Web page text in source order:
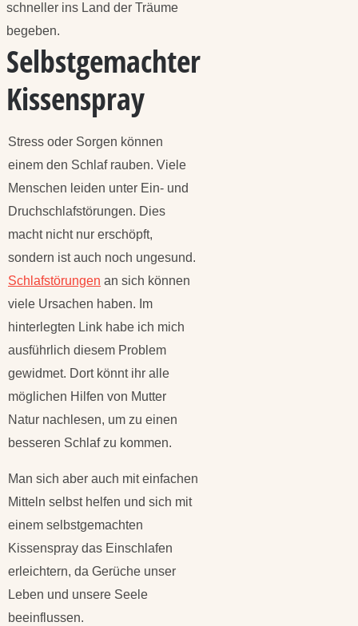
schneller ins Land der Träume
begeben.
Selbstgemachter
Kissenspray
Stress oder Sorgen können
einem den Schlaf rauben. Viele
Menschen leiden unter Ein- und
Druchschlafstörungen. Dies
macht nicht nur erschöpft,
sondern ist auch noch ungesund.
Schlafstörungen an sich können
viele Ursachen haben. Im
hinterlegten Link habe ich mich
ausführlich diesem Problem
gewidmet. Dort könnt ihr alle
möglichen Hilfen von Mutter
Natur nachlesen, um zu einen
besseren Schlaf zu kommen.
Man sich aber auch mit einfachen
Mitteln selbst helfen und sich mit
einem selbstgemachten
Kissenspray das Einschlafen
erleichtern, da Gerüche unser
Leben und unsere Seele
beeinflussen.